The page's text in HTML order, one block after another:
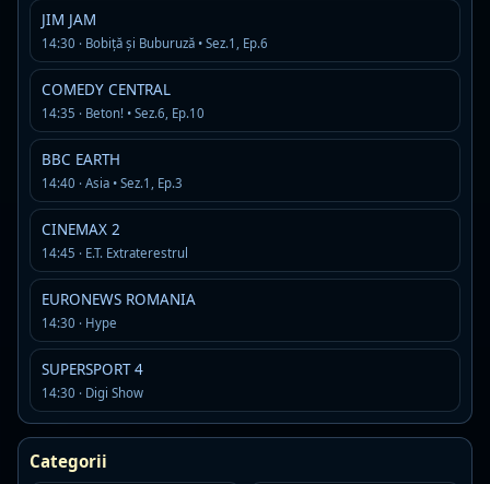
JIM JAM
14:30 · Bobiță și Buburuză • Sez.1, Ep.6
COMEDY CENTRAL
14:35 · Beton! • Sez.6, Ep.10
BBC EARTH
14:40 · Asia • Sez.1, Ep.3
CINEMAX 2
14:45 · E.T. Extraterestrul
EURONEWS ROMANIA
14:30 · Hype
SUPERSPORT 4
14:30 · Digi Show
Categorii
classic rock
Asculta
Detalii
R
RADIO Petrecere
MP3 · 128 kbps
manele si petrecere
Asculta
Detalii
Super FM
MP3 · 192 kbps
Live
Asculta
D
DJ Radio Romania
MP3 · 128 kbps
Asculta
Detalii